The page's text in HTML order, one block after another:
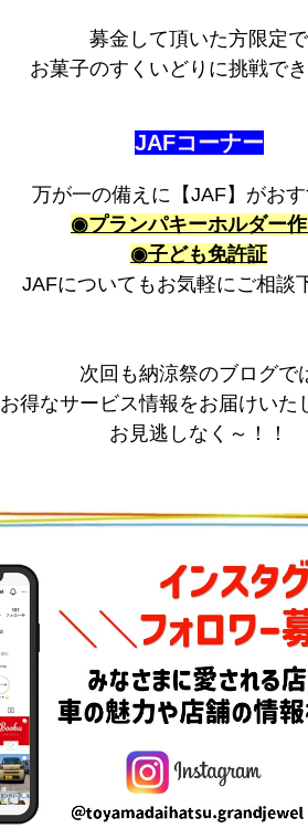
募金して頂いた方限定で
お菓子のすくいどりに挑戦で
JAFコーナー
万が一の備えに【JAF】がお
◉プランパキーホルダー
◉子ども免許証
JAFについてもお気軽にご相談
次回も納涼祭のブログで
お得なサービス情報をお届けいた
お見逃しなく～！！